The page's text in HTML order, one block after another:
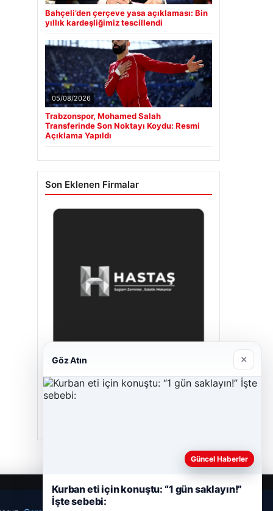
Bahçeli’den çerçeve yasa açıklaması: Bin
yıllık kardeşliğimiz tescillendi
05/08/2026
Trabzonspor, Mohamed Salah
Transferinde Son Noktayı Koydu: Resmi
Açıklama Yapıldı
Son Eklenen Firmalar
Hastaş Beton
26/05/2026
Göz Atın ×
Güncel Haberler
Kurban eti için konuştu: “1 gün saklayın!”
İşte sebebi: